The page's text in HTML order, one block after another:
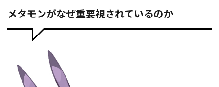
メタモンがなぜ重要視されているのか